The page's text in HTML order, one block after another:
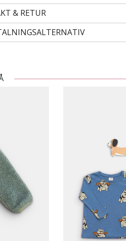
& RETUR